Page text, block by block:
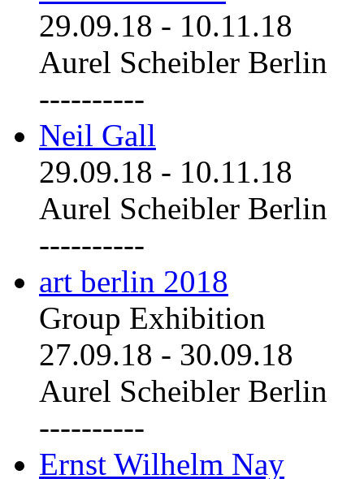
29.09.18 - 10.11.18
Aurel Scheibler Berlin
----------
Neil Gall
29.09.18 - 10.11.18
Aurel Scheibler Berlin
----------
art berlin 2018
Group Exhibition
27.09.18 - 30.09.18
Aurel Scheibler Berlin
----------
Ernst Wilhelm Nay